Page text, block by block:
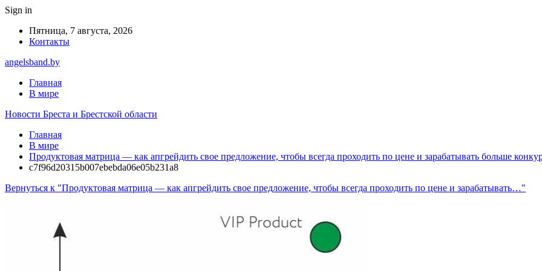
Sign in
Пятница, 7 августа, 2026
Контакты
angelsband.by
Главная
В мире
Новости Бреста и Брестской области
Главная
В мире
Продуктовая матрица — как апгрейдить свое предложение, чтобы всегда проходить по цене и зарабатывать больше
c7f96d20315b007ebebda06e05b231a8
Вернуться к "Продуктовая матрица — как апгрейдить свое предложение, чтобы всегда проходить по цене и зарабатывать…"